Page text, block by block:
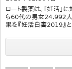
ロート製薬は、「妊活」
ら60代の男女24,992人
果を『妊活白書2019』と